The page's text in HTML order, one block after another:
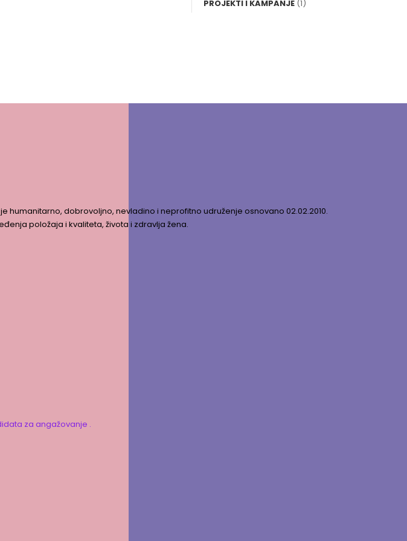
PROJEKTI I KAMPANJE (1)
humanitarno, dobrovoljno, nevladino i neprofitno udruženje osnovano 02.02.2010.
položaja i kvaliteta, života i zdravlja žena.
za angažovanje .